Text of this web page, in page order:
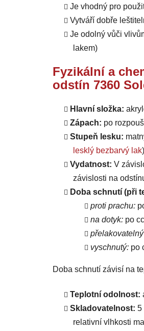
Je vhodný pro
Vytváří dobře
Je odolný vůči
lakem)
Fyzikální a
odstín 7360
Hlavní složka:
Zápach: po
Stupeň lesku:
lesklý bezbarvý lak
Vydatnost: V
závislosti na
Doba schnutí (při
proti prachu:
na dotyk: po
vyschnutý: po
Doba schnutí závisí na
Teplotní odolnost:
Skladovatelnost: 5
relativní vlhkosti